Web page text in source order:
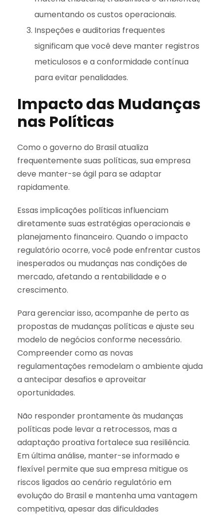
aumentando os custos operacionais.
Inspeções e auditorias frequentes
significam que você deve manter registros
meticulosos e a conformidade contínua
para evitar penalidades.
Impacto das Mudanças
nas Políticas
Como o governo do Brasil atualiza
frequentemente suas políticas, sua empresa
deve manter-se ágil para se adaptar
rapidamente.
Essas implicações políticas influenciam
diretamente suas estratégias operacionais e
planejamento financeiro. Quando o impacto
regulatório ocorre, você pode enfrentar custos
inesperados ou mudanças nas condições de
mercado, afetando a rentabilidade e o
crescimento.
Para gerenciar isso, acompanhe de perto as
propostas de mudanças políticas e ajuste seu
modelo de negócios conforme necessário.
Compreender como as novas
regulamentações remodelam o ambiente ajuda
a antecipar desafios e aproveitar
oportunidades.
Não responder prontamente às mudanças
políticas pode levar a retrocessos, mas a
adaptação proativa fortalece sua resiliência.
Em última análise, manter-se informado e
flexível permite que sua empresa mitigue os
riscos ligados ao cenário regulatório em
evolução do Brasil e mantenha uma vantagem
competitiva, apesar das dificuldades